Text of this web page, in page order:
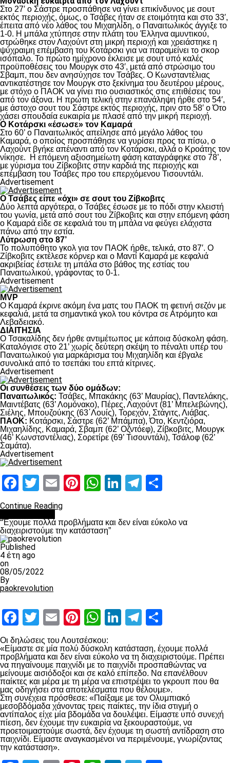
Στο 27′ ο Σάστρε προσπάθησε να γίνει επικίνδυνος με σουτ
εκτός περιοχής, όμως, ο Τσάβες ήταν σε ετοιμότητα και στο 33′,
έπειτα από νέο λάθος του Μιχαηλίδη, ο Παναιτωλικός άγγιξε το
1-0. Η μπάλα χτύπησε στην πλάτη του Έλληνα αμυντικού,
στρώθηκε στον Λαχούντ στη μικρή περιοχή και χρειάστηκε η
ψύχραιμη επέμβαση του Κοτάρσκι για να παραμείνει το σκορ
ισόπαλο. Το πρώτο ημίχρονο έκλεισε με σουτ υπό καλές
προϋποθέσεις του Μουργκ στο 43′, μετά από στρώσιμο του
Σβαμπ, που δεν ανησύχησε τον Τσάβες. Ο Κωνσταντέλιας
αντικατέστησε τον Μουργκ στο ξεκίνημα του δευτέρου μέρους,
με στόχο ο ΠΑΟΚ να γίνει πιο ουσιαστικός στις επιθέσεις του
από τον άξονα. Η πρώτη τελική στην επανάληψη ήρθε στο 54′,
με άστοχο σουτ του Σάστρε εκτός περιοχής, πριν στο 58′ ο Ότο
χάσει σπουδαία ευκαιρία με πλασέ από την μικρή περιοχή.
Ο Κοτάρσκι «έσωσε» τον Καμαρά
Στο 60’ ο Παναιτωλικός απείλησε από μεγάλο λάθος του
Καμαρά, ο οποίος προσπάθησε να γυρίσει προς τα πίσω, ο
Λαχούντ βγήκε απέναντι από τον Κοτάρσκι, αλλά ο Κροάτης τον
νίκησε. Η επόμενη αξιοσημείωτη φάση καταγράφηκε στο 78’,
με γύρισμα του Ζίβκοβιτς στην καρδιά της περιοχής και
επέμβαση του Τσάβες προ του επερχόμενου Τισουντάλι.
Advertisement
Ο Τσάβες είπε «όχι» σε σουτ του Ζίβκοβιτς
Δύο λεπτά αργότερα, ο Τσάβες έσωσε με το πόδι στην κλειστή
του γωνία, μετά από σουτ του Ζίβκοβιτς και στην επόμενη φάση
ο Καμαρά είδε σε κεφαλιά του τη μπάλα να φεύγει ελάχιστα
πάνω από την εστία.
Λύτρωση στο 87’
Το πολυπόθητο γκολ για τον ΠΑΟΚ ήρθε, τελικά, στο 87′. Ο
Ζίβκοβιτς εκτέλεσε κόρνερ και ο Μαντί Καμαρά με κεφαλιά
ακριβείας έστειλε τη μπάλα στο βάθος της εστίας του
Παναιτωλικού, γράφοντας το 0-1.
Advertisement
MVP
Ο Καμαρά έκρινε ακόμη ένα ματς του ΠΑΟΚ τη φετινή σεζόν με
κεφαλιά, μετά τα σημαντικά γκολ του κόντρα σε Ατρόμητο και
Λεβαδειακό.
ΔΙΑΙΤΗΣΙΑ
Ο Τσακαλίδης δεν ήρθε αντιμέτωπος με κάποια δύσκολη φάση.
Καταλόγισε στο 21’ χωρίς δεύτερη σκέψη το πέναλτι υπέρ του
Παναιτωλικού για μαρκάρισμα του Μιχαηλίδη και έβγαλε
συνολικά από το τσεπάκι του επτά κίτρινες.
Advertisement
Οι συνθέσεις των δύο ομάδων:
Παναιτωλικός: Τσάβες, Μπακάκης (63’ Μαυρίας), Παντελάκης,
Μαιντέβατς (63’ Λομόνακο), Πέρες, Λαχούντ (81’ Μπελεβώνης),
Σιέλης, Μπουζούκης (63΄Λουίς), Τορεχόν, Στάγιτς, Λιάβας.
ΠΑΟΚ: Κοτάρσκι, Σάστρε (62’ Μπάμπα), Ότο, Κεντζιόρα,
Μιχαηλίδης, Καμαρά, Σβαμπ (62’ Οζντόεφ), Ζίβκοβιτς, Μουργκ
(46’ Κωνστσντέλιας), Σορετίρε (69’ Τισουντάλι), Τσάλοφ (62’
Σαμάτα).
Advertisement
Facebook
Twitter
EmailPinterest
WhatsApp
LinkedIn
Telegram
Continue Reading
“Έχουμε πολλά προβλήματα και δεν είναι εύκολο να
διαχειριστούμε την κατάσταση”
Published
4 έτη ago
on
08/05/2022
By
paokrevolution
Facebook
Twitter
EmailPinterest
WhatsApp
LinkedIn
Telegram
Οι δηλώσεις του Λουτσέσκου:
«Είμαστε σε μία πολύ δύσκολη κατάσταση, έχουμε πολλά
προβλήματα και δεν είναι εύκολο να τη διαχειριστούμε. Πρέπει
να πηγαίνουμε παιχνίδι με το παιχνίδι προσπαθώντας να
μείνουμε αισιόδοξοι και σε καλό επίπεδο. Να επανέλθουν
παίκτες και μέρα με τη μέρα να επιστρέψει το γκρουπ που θα
μας οδηγήσει στα αποτελέσματα που θέλουμε».
Στη συνέχεια πρόσθεσε: «Παίξαμε με τον Ολυμπιακό
μεσοβδόμαδα χάνοντας τρεις παίκτες, την ίδια στιγμή ο
αντίπαλος είχε μία βδομάδα να δουλέψει. Είμαστε υπό συνεχή
πίεση, δεν έχουμε την ευκαιρία να ξεκουραστούμε, να
προετοιμαστούμε σωστά, δεν έχουμε τη σωστή αντίδραση στο
παιχνίδι. Είμαστε αναγκασμένοι να περιμένουμε, γνωρίζοντας
την κατάσταση».